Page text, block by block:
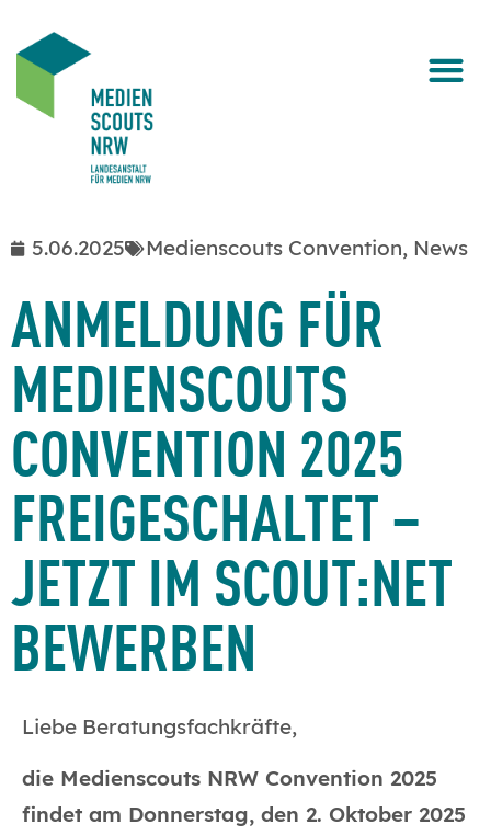
5.06.2025 Medienscouts Convention, News
ANMELDUNG FÜR
MEDIENSCOUTS
CONVENTION 2025
FREIGESCHALTET –
JETZT IM SCOUT:NET
BEWERBEN
Liebe Beratungsfachkräfte,
die Medienscouts NRW Convention 2025
findet am Donnerstag, den 2. Oktober 2025